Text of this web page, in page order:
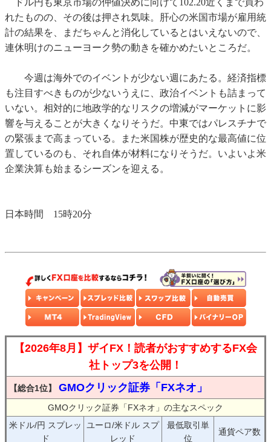
ドル円も東京市場の仲値決めに向けて102.20近くまで買わ
れたものの、その後は押され気味。肝心の米国市場が雇用統
計の結果を、まだちゃんと消化しているとはいえないので、
連休明けのニューヨーク勢の動きを確かめたいところだ。
今週は海外でのイベントが少ない週にあたる。経済指標
も注目すべきものが少ないうえに、政治イベントも詰まって
いない。相対的に地政学的なリスクの増減がマーケットに影
響を与えることが大きくなりそうだ。中東ではパレスチナで
の緊張まで高まっている。また米国株が歴史的な最高値に位
置しているのも、それ自体が材料になりそうだ。いよいよ米
企業決算も始まるシーズンを迎える。
日本時間 15時20分
【2026年8月】ザイFX！読者がおすすめするFX会
社トップ3を公開！
【総合1位】 GMOクリック証券「FXネオ」
GMOクリック証券「FXネオ」の主なスペック
米ドル/円 スプレッ
ド
ユーロ/米ドル スプ
レッド
最低取引単
位
通貨ペア数